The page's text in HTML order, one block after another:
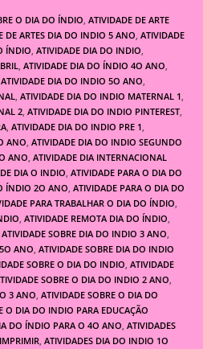
O DIA DO ÍNDIO, ATIVIDADE DE ARTE
DE ARTES DIA DO INDIO 5 ANO, ATIVIDADE
ÍNDIO, ATIVIDADE DIA DO INDIO,
, ATIVIDADE DIA DO ÍNDIO 4O ANO,
ATIVIDADE DIA DO INDIO 5O ANO,
, ATIVIDADE DIA DO INDIO MATERNAL 1,
2, ATIVIDADE DIA DO INDIO PINTEREST,
, ATIVIDADE DIA DO INDIO PRE 1,
ANO, ATIVIDADE DIA DO INDIO SEGUNDO
ANO, ATIVIDADE DIA INTERNACIONAL
DIA O INDIO, ATIVIDADE PARA O DIA DO
ÍNDIO 2O ANO, ATIVIDADE PARA O DIA DO
PARA TRABALHAR O DIA DO ÍNDIO,
, ATIVIDADE REMOTA DIA DO ÍNDIO,
ATIVIDADE SOBRE DIA DO INDIO 3 ANO,
ANO, ATIVIDADE SOBRE DIA DO INDIO
SOBRE O DIA DO INDIO, ATIVIDADE
SOBRE O DIA DO INDIO 2 ANO,
3 ANO, ATIVIDADE SOBRE O DIA DO
O DIA DO INDIO PARA EDUCAÇÃO
DO ÍNDIO PARA O 4O ANO, ATIVIDADES
, ATIVIDADES DIA DO INDIO 1O